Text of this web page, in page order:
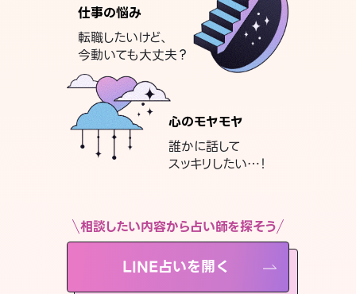
仕事の悩み
転職したいけど、
今動いても大丈夫？
心のモヤモヤ
誰かに話して
スッキリしたい…！
相談したい内容から占い師を探そう
LINE占いを開く